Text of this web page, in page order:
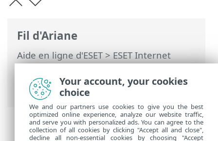
Fil d'Ariane
Aide en ligne d'ESET>ESET Internet
Security>Configuration avancée>
Notifications> Mise à jour Microsoft
Windows®
Your account, your cookies
choice
We and our partners use cookies to give you the best
optimized online experience, analyze our website traffic,
and serve you with personalized ads. You can agree to the
collection of all cookies by clicking "Accept all and close",
decline all non-essential cookies by choosing "Accept